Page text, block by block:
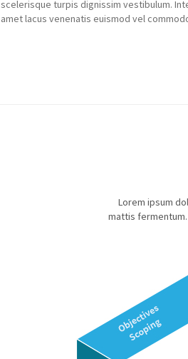
scelerisque turpis dignissim vestibulum.
amet lacus venenatis euismod vel
Lorem ipsum
mattis